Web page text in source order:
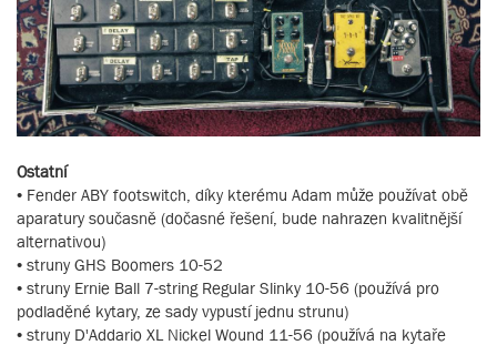
Ostatní
• Fender ABY footswitch, díky kterému Adam může používat obě
aparatury současně (dočasné řešení, bude nahrazen kvalitnější
alternativou)
• struny GHS Boomers 10-52
• struny Ernie Ball 7-string Regular Slinky 10-56 (používá pro
podladěné kytary, ze sady vypustí jednu strunu)
• struny D'Addario XL Nickel Wound 11-56 (používá na kytaře